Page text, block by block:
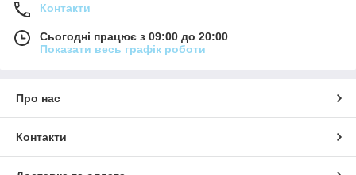
Контакти
Сьогодні працює з 09:00 до 20:00
Показати весь графік роботи
Про нас
Контакти